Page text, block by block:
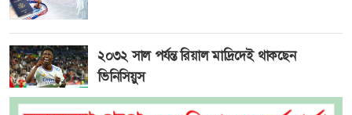
২০৩২ সাল পর্যন্ত রিয়াল মাদ্রিদেই থাকছেন
ভিনিসিয়ুস